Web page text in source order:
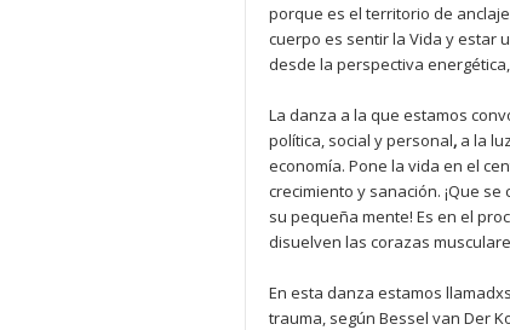
porque es el territorio de
cuerpo es sentir la Vida y estar
desde la perspectiva
La danza a la que estamos
política, social y personal, a la
economía. Pone la vida en el
crecimiento y sanación. ¡Que
su pequeña mente! Es en el
disuelven las corazas
En esta danza estamos
trauma, según Bessel van Der